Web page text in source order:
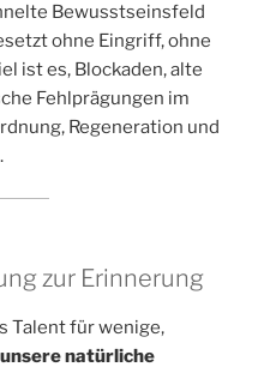
Bewusstseinsfeld
ohne Eingriff, ohne
ist es, Blockaden, alte
Fehlprägungen im
Regeneration und
zur Erinnerung
Talent für wenige,
natürliche